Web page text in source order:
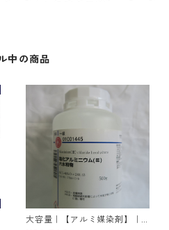
中の商品
大容量｜【アルミ媒染剤】｜5